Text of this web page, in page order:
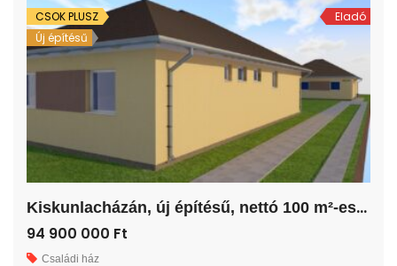
CSOK PLUSZ
Új építésű
Eladó
K
iskunlacházán, új építésű, nettó 100 m²-es családi ház!
94 900 000 Ft
Családi ház